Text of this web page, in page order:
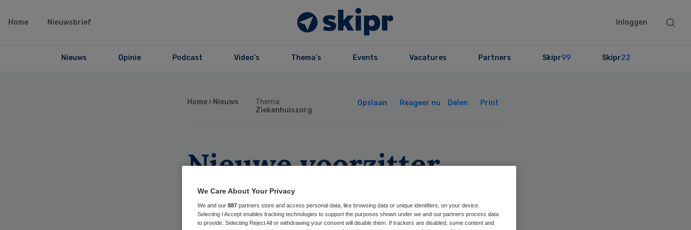
Home Nieuwsbrief Inloggen
Search
Nieuws Opinie Podcast Video’s Thema’s Events Vacatures Partners Skipr99 Skipr22
Home › Nieuws
Thema:
Ziekenhuiszorg
Opslaan Reageer nu Delen Print
Nieuwe voorzitter
vereniging
kindergeneeskunde
We Care About Your Privacy
We and our 887 partners store and access personal data, like browsing data or unique identifiers, on your device.
Selecting I Accept enables tracking technologies to support the purposes shown under we and our partners process data
to provide. Selecting Reject All or withdrawing your consent will disable them. If trackers are disabled, some content and